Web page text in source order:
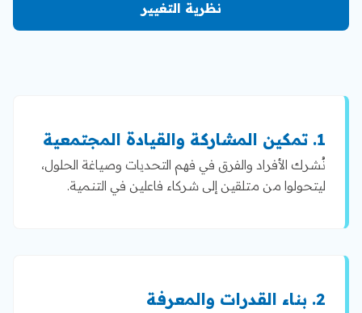
نظرية التغيير
1. تمكين المشاركة والقيادة المجتمعية
نُشرك الأفراد والفرق في فهم التحديات وصياغة الحلول،
ليتحولوا من متلقين إلى شركاء فاعلين في التنمية.
2. بناء القدرات والمعرفة